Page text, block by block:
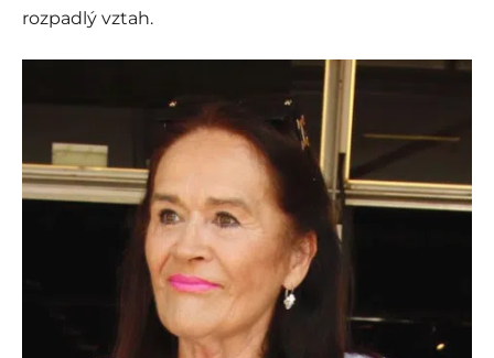
rozpadlý vztah.